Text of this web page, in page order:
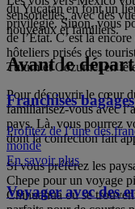
du Yucatán en font un
privilégié. Sinon, vous
de l’État. C’est là
hôteliers prisés des
Tulum et Cozumel en
Pour découvrir le cœur
familiarisez-vous avec
pays. Là, vous pourrez
dont la confection fait
Si vous préférez les
Chepe pour un voyage
Chihuahua où se
sensorielles, avec des
nouveaux et familiers.
Avant le départ
Franchises bagages
Profitez de l’une des
monde
En savoir plus
Voyager avec des